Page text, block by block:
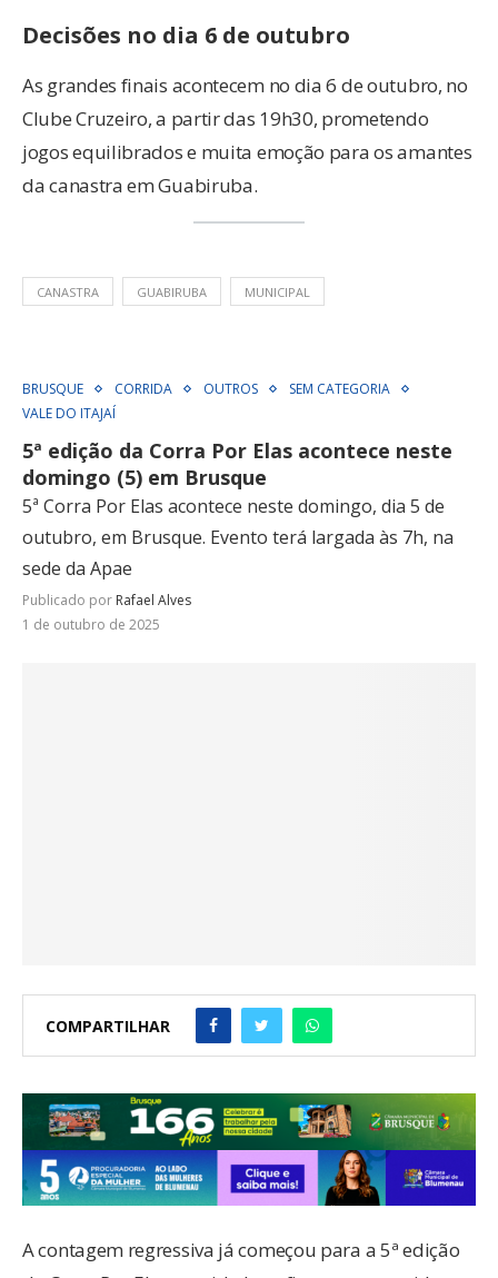
Decisões no dia 6 de outubro
As grandes finais acontecem no dia 6 de outubro, no
Clube Cruzeiro, a partir das 19h30, prometendo
jogos equilibrados e muita emoção para os amantes
da canastra em Guabiruba.
CANASTRA GUABIRUBA MUNICIPAL
BRUSQUE CORRIDA OUTROS
SEM CATEGORIA
VALE DO ITAJAÍ
5ª edição da Corra Por Elas acontece neste
domingo (5) em Brusque
5ª Corra Por Elas acontece neste domingo, dia 5 de
outubro, em Brusque. Evento terá largada às 7h, na
sede da Apae
Publicado por Rafael Alves
1 de outubro de 2025
COMPARTILHAR
A contagem regressiva já começou para a 5ª edição